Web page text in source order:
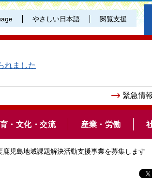
やさしい日本語 閲覧支援
れました
緊急情
・文化・交流 産業・労働
児島地域課題解決活動支援事業を募集します